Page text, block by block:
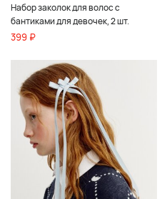
Набор заколок для волос с
бантиками для девочек, 2 шт.
399 ₽